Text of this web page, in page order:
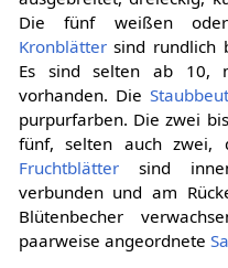
Die fünf weißen
Kronblättersind rundlich
Es sind selten ab
vorhanden. Die
purpurfarben. Die zwei
fünf, selten auch zwei,
Fruchtblättersind
verbunden und am
Blütenbecher
paarweise angeordnete